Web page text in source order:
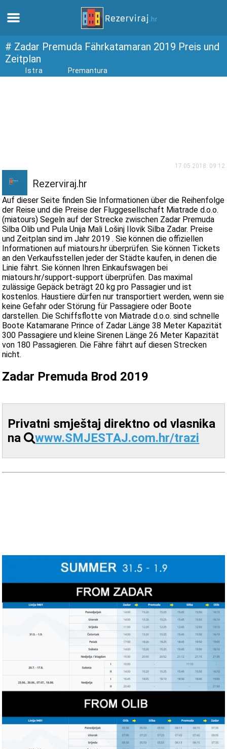
Zuhause
Apartments
Treffen Sie Kroatien
museen
# Zadar Premuda Fährkatamaran 2019 Preis und
Zeitplan
Istra Premantura
17.05.2018. 09:12
Rezerviraj.hr
Auf dieser Seite finden Sie Informationen über die Reihenfolge
der Reise und die Preise der Fluggesellschaft Miatrade d.o.o.
(miatours) Segeln auf der Strecke zwischen Zadar Premuda
Silba Olib und Pula Unija Mali Lošinj Ilovik Silba Zadar. Preise
und Zeitplan sind im Jahr 2019 . Sie können die offiziellen
Informationen auf miatours.hr überprüfen. Sie können Tickets
an den Verkaufsstellen jeder der Städte kaufen, in denen die
Linie fährt. Sie können Ihren Einkaufswagen bei
miatours.hr/support-support überprüfen. Das maximal
zulässige Gepäck beträgt 20 kg pro Passagier und ist
kostenlos. Haustiere dürfen nur transportiert werden, wenn sie
keine Gefahr oder Störung für Passagiere oder Boote
darstellen. Die Schiffsflotte von Miatrade d.o.o. sind schnelle
Boote Katamarane Prince of Zadar Länge 38 Meter Kapazität
300 Passagiere und kleine Sirenen Länge 26 Meter Kapazität
von 180 Passagieren. Die Fähre fährt auf diesen Strecken
nicht.
Zadar Premuda Brod 2019
Privatni smještaj direktno od vlasnika
na
www.SMJESTAJ.com.hr/trazi